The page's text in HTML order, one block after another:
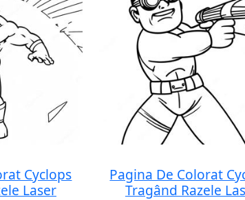
Cyclops
Laser
Pagina De Colorat
Tragând Razele